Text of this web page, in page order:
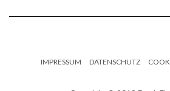
IMPRESSUM DATENSCHUTZ